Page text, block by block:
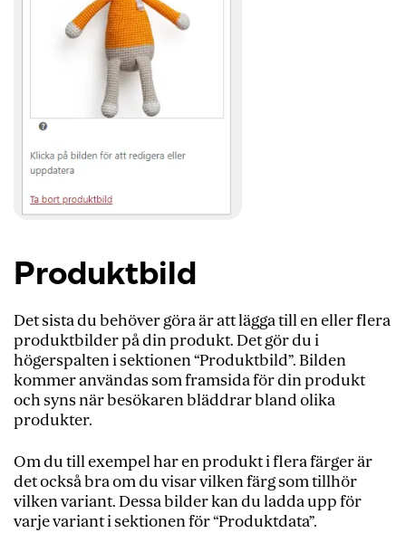
Produktbild
Det sista du behöver göra är att lägga till en eller flera
produktbilder på din produkt. Det gör du i
högerspalten i sektionen “Produktbild”. Bilden
kommer användas som framsida för din produkt
och syns när besökaren bläddrar bland olika
produkter.
Om du till exempel har en produkt i flera färger är
det också bra om du visar vilken färg som tillhör
vilken variant. Dessa bilder kan du ladda upp för
varje variant i sektionen för “Produktdata”.